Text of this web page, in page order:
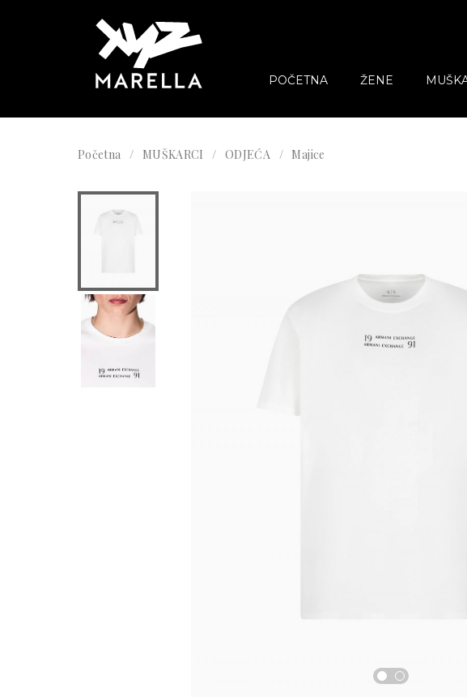
POČETNA ŽENE
Početna MUŠKARCI ODJEĆA Majice